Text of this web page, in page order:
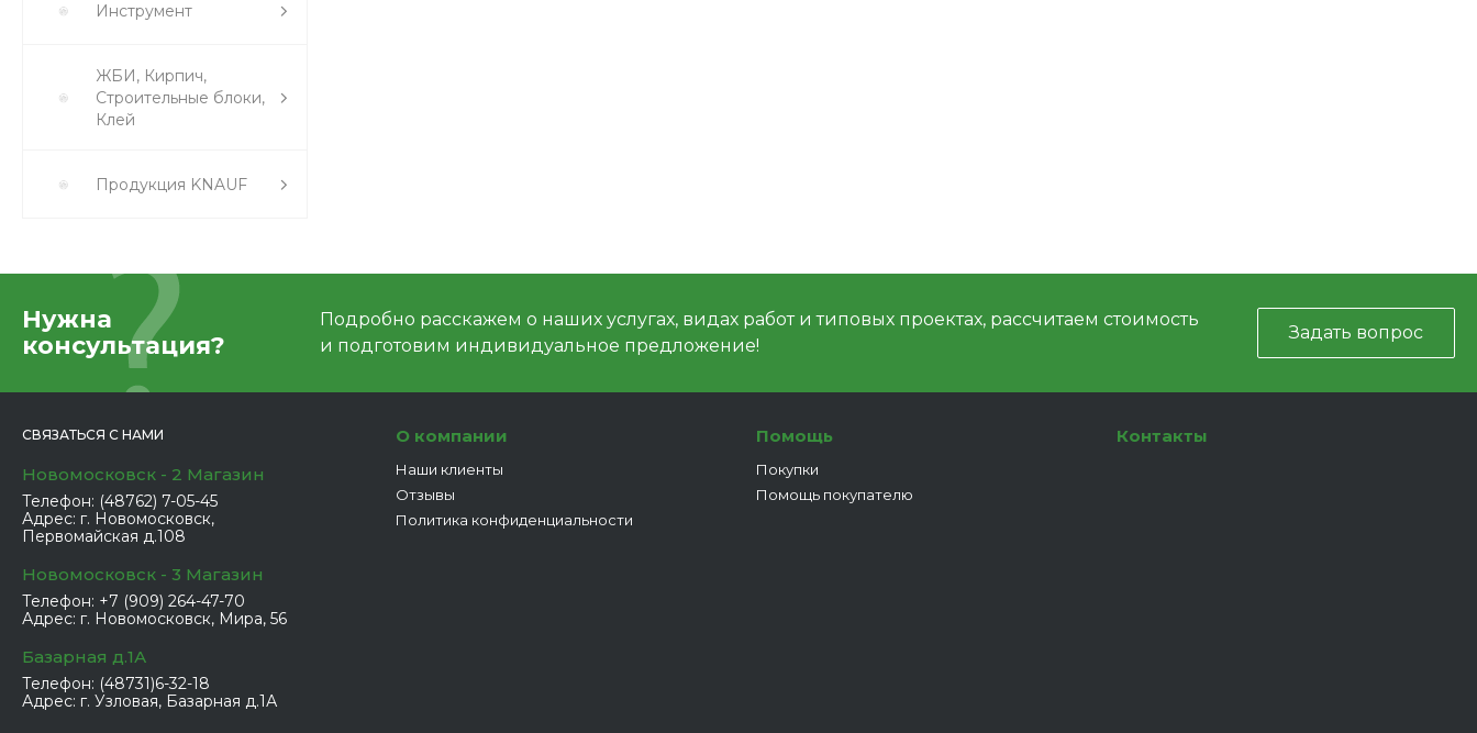
Инструмент
ЖБИ, Кирпич,
Строительные блоки,
Клей
Продукция KNAUF
Нужна
консультация?
Подробно расскажем о наших услугах, видах работ и типовых проектах, рассчитаем стоимость
и подготовим индивидуальное предложение!
Задать вопрос
СВЯЗАТЬСЯ С НАМИ
Новомосковск - 2 Магазин
Телефон: (48762) 7-05-45
Адрес: г. Новомосковск,
Первомайская д.108
Новомосковск - 3 Магазин
Телефон: +7 (909) 264-47-70
Адрес: г. Новомосковск, Мира, 56
Базарная д.1А
Телефон: (48731)6-32-18
Адрес: г. Узловая, Базарная д.1А
О компании
Наши клиенты
Отзывы
Политика конфиденциальности
Помощь
Покупки
Помощь покупателю
Контакты